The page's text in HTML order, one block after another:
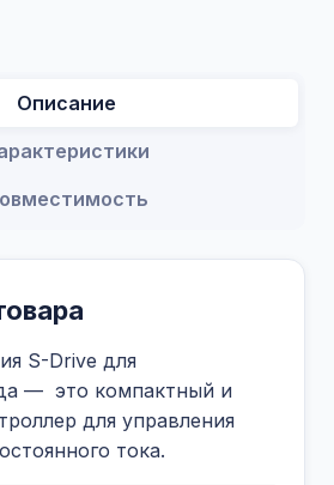
Описание
S-Drive для
— это компактный и
для управления
тока.